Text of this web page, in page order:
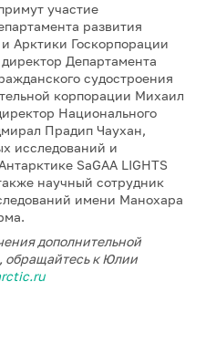
участие
развития
Арктики Госкорпорации
Департамента
судостроения
корпорации Михаил
Национального
Прадип Чаухан,
исследований и
SaGAA LIGHTS
научный сотрудник
имени Манохара
дополнительной
обращайтесь к Юлии